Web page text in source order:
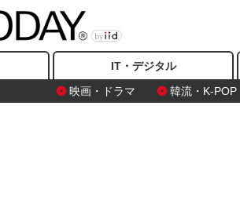
IT・デジタル
映画・ドラマ
韓流・K-POP